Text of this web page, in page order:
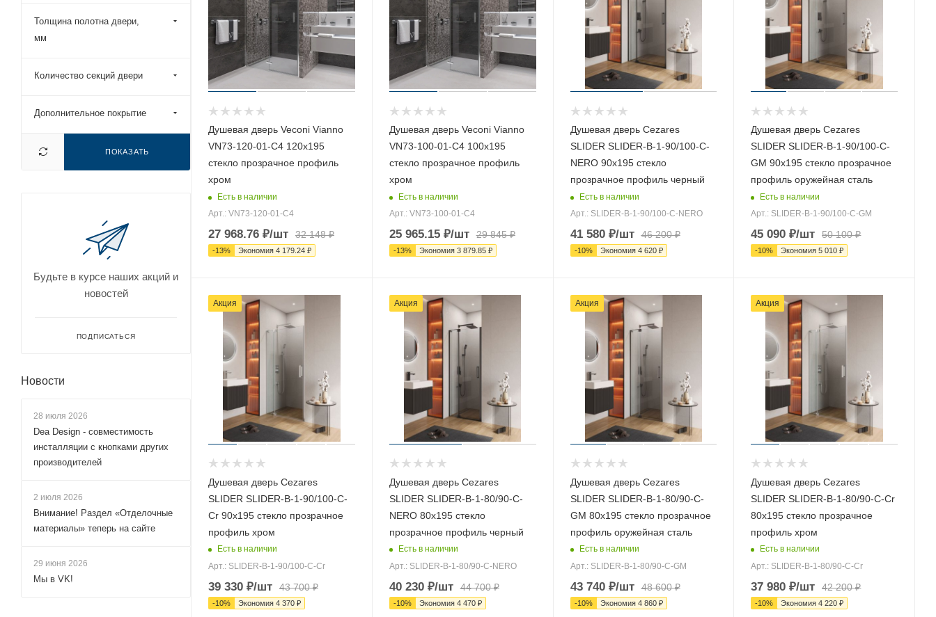
Душевая дверь Veconi Vianno
VN73-120-01-C4 120х195
стекло прозрачное профиль
хром
Есть в наличии
Арт.: VN73-120-01-C4
27 968.76 ₽/шт 32 148₽
-13% Экономия 4 179.24 ₽
Душевая дверь Veconi Vianno
VN73-100-01-C4 100х195
стекло прозрачное профиль
хром
Есть в наличии
Арт.: VN73-100-01-C4
25 965.15₽/шт 29 845₽
-13% Экономия 3 879.85₽
Душевая дверь Cezares
SLIDER SLIDER-B-1-90/100-C-
NERO 90х195 стекло
прозрачное профиль черный
Есть в наличии
Арт.: SLIDER-B-1-90/100-C-NERO
41 580₽/шт 46 200₽
-10% Экономия 4 620₽
Душевая дверь Cezares
SLIDER SLIDER-B-1-90/100-C-
GM 90х195 стекло прозрачное
профиль оружейная сталь
Есть в наличии
Арт.: SLIDER-B-1-90/100-C-GM
45 090 ₽/шт 50 100₽
-10% Экономия5 010 ₽
Акция
Душевая дверь Cezares
SLIDER SLIDER-B-1-90/100-C-
Cr 90х195 стекло прозрачное
профиль хром
Есть в наличии
Арт.: SLIDER-B-1-90/100-C-Cr
39 330 ₽/шт 43 700₽
-10% Экономия 4 370 ₽
Акция
Душевая дверь Cezares
SLIDER SLIDER-B-1-80/90-C-
NERO 80х195 стекло
прозрачное профиль черный
Есть в наличии
Арт.: SLIDER-B-1-80/90-C-NERO
40 230₽/шт 44 700₽
-10% Экономия 4 470₽
Акция
Душевая дверь Cezares
SLIDER SLIDER-B-1-80/90-C-
GM 80х195 стекло прозрачное
профиль оружейная сталь
Есть в наличии
Арт.: SLIDER-B-1-80/90-C-GM
43 740₽/шт 48 600₽
-10% Экономия 4 860₽
Акция
Душевая дверь Cezares
SLIDER SLIDER-B-1-80/90-C-Cr
80х195 стекло прозрачное
профиль хром
Есть в наличии
Арт.: SLIDER-B-1-80/90-C-Cr
37 980 ₽/шт 42 200₽
-10% Экономия4 220 ₽
Толщина полотна двери,
мм
Количество секций двери
Дополнительное покрытие
ПОКАЗАТЬ
Будьте в курсе наших акций и
новостей
ПОДПИСАТЬСЯ
Новости
28 июля 2026
Dea Design - совместимость
инсталляции с кнопками других
производителей
2 июля 2026
Внимание! Раздел «Отделочные
материалы» теперь на сайте
29 июня 2026
Мы в VK!